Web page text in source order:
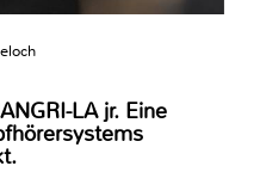
LA jr. Eine